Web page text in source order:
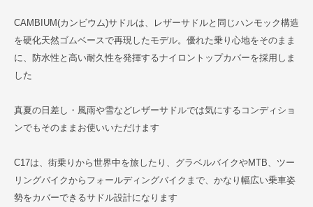
CAMBIUM(カンビウム)サドルは、レザーサドルと同じハンモック構造
を硬化天然ゴムベースで再現したモデル。優れた乗り心地をそのまま
に、防水性と高い耐久性を発揮するナイロントップカバーを採用しま
した
真夏の日差し・風雨や雪などレザーサドルでは気にするコンディショ
ンでもそのままお使いいただけます
C17は、街乗りから世界中を旅したり、グラベルバイクやMTB、ツー
リングバイクからフォールディングバイクまで、かなり幅広い乗車姿
勢をカバーできるサドル設計になります